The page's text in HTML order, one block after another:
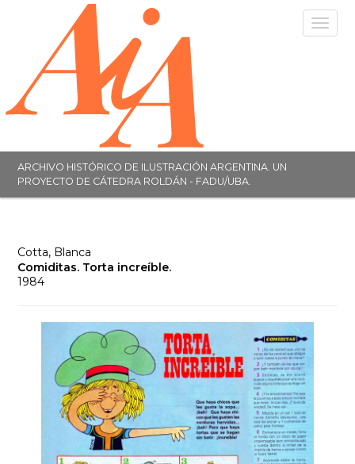
Toggle
ARCHIVO HISTÓRICO DE ILUSTRACIÓN ARGENTINA. UN
PROYECTO DE CÁTEDRA ROLDÁN - FADU/UBA.
Cotta, Blanca
Comiditas. Torta increíble.
1984